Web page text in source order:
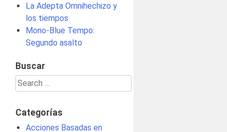
La Adepta Omnihechizo y
los tiempos
Mono-Blue Tempo:
Segundo asalto
Buscar
Search
for:
Categorías
Acciones Basadas en